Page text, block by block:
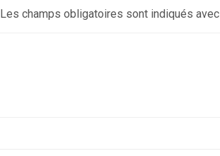
Les champs obligatoires sont indiqués avec